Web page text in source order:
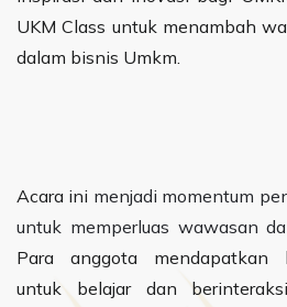
UKM Class untuk menambah
dalam bisnis Umkm.
Acara ini menjadi momentum
untuk memperluas wawasan
Para anggota mendapatkan
untuk belajar dan